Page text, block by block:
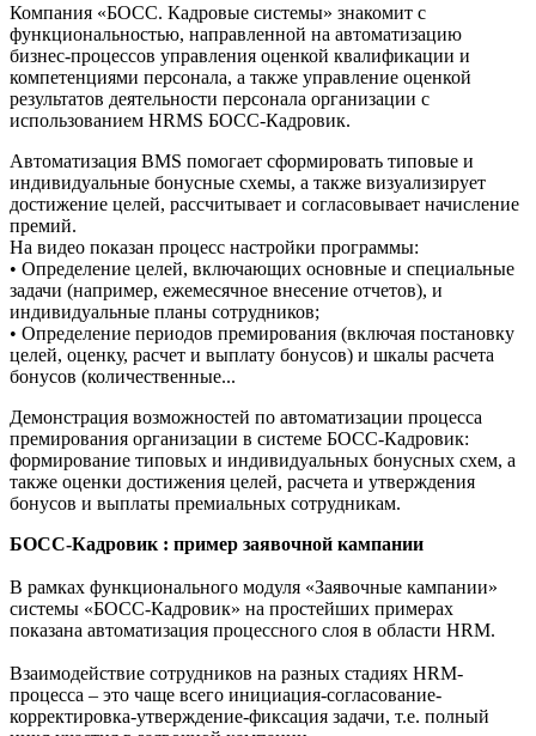
Компания «БОСС. Кадровые системы» знакомит с
функциональностью, направленной на автоматизацию
бизнес-процессов управления оценкой квалификации и
компетенциями персонала, а также управление оценкой
результатов деятельности персонала организации с
использованием HRMS БОСС-Кадровик.
Автоматизация BMS помогает сформировать типовые и
индивидуальные бонусные схемы, а также визуализирует
достижение целей, рассчитывает и согласовывает начисление
премий.
На видео показан процесс настройки программы:
• Определение целей, включающих основные и специальные
задачи (например, ежемесячное внесение отчетов), и
индивидуальные планы сотрудников;
• Определение периодов премирования (включая постановку
целей, оценку, расчет и выплату бонусов) и шкалы расчета
бонусов (количественные...
Демонстрация возможностей по автоматизации процесса
премирования организации в системе БОСС-Кадровик:
формирование типовых и индивидуальных бонусных схем, а
также оценки достижения целей, расчета и утверждения
бонусов и выплаты премиальных сотрудникам.
БОСС-Кадровик : пример заявочной кампании
В рамках функционального модуля «Заявочные кампании»
системы «БОСС-Кадровик» на простейших примерах
показана автоматизация процессного слоя в области HRM.
Взаимодействие сотрудников на разных стадиях HRM-
процесса – это чаще всего инициация-согласование-
корректировка-утверждение-фиксация задачи, т.е. полный